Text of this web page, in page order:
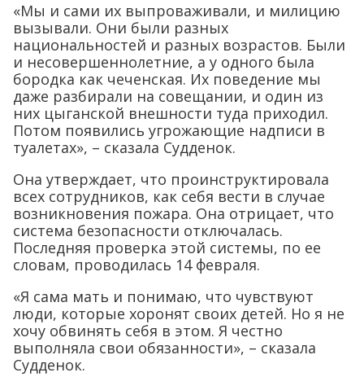
«Мы и сами их выпроваживали, и милицию
вызывали. Они были разных
национальностей и разных возрастов. Были
и несовершеннолетние, а у одного была
бородка как чеченская. Их поведение мы
даже разбирали на совещании, и один из
них цыганской внешности туда приходил.
Потом появились угрожающие надписи в
туалетах», – сказала Судденок.
Она утверждает, что проинструктировала
всех сотрудников, как себя вести в случае
возникновения пожара. Она отрицает, что
система безопасности отключалась.
Последняя проверка этой системы, по ее
словам, проводилась 14 февраля.
«Я сама мать и понимаю, что чувствуют
люди, которые хоронят своих детей. Но я не
хочу обвинять себя в этом. Я честно
выполняла свои обязанности», – сказала
Судденок.